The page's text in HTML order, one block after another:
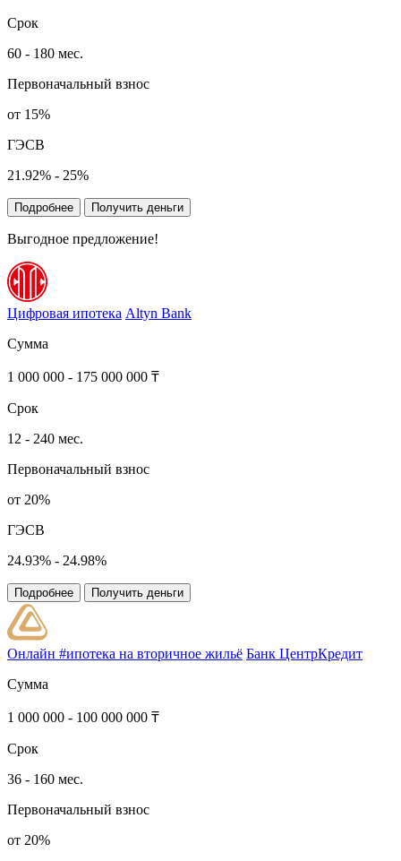
Срок
60 - 180 мес.
Первоначальный взнос
от 15%
ГЭСВ
21.92% - 25%
Подробнее Получить деньги
Выгодное предложение!
Цифровая ипотека Altyn Bank
Сумма
1 000 000 - 175 000 000 ₸
Срок
12 - 240 мес.
Первоначальный взнос
от 20%
ГЭСВ
24.93% - 24.98%
Подробнее Получить деньги
Онлайн #ипотека на вторичное жильё Банк ЦентрКредит
Сумма
1 000 000 - 100 000 000 ₸
Срок
36 - 160 мес.
Первоначальный взнос
от 20%